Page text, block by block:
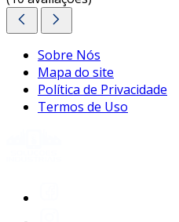
Sobre Nós
Mapa do site
Política de Privacidade
Termos de Uso